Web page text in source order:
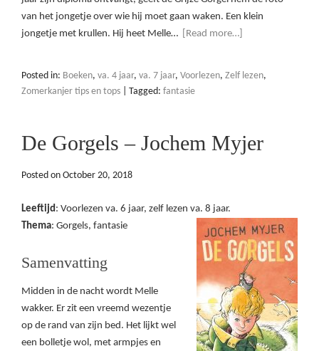
van het jongetje over wie hij moet gaan waken. Een klein
jongetje met krullen. Hij heet Melle…
[Read more…]
Posted in: Boeken, va. 4 jaar, va. 7 jaar, Voorlezen, Zelf lezen,
Zomerkanjer tips en tops
Tagged: fantasie
De Gorgels – Jochem Myjer
Posted on October 20, 2018
Leeftijd: Voorlezen va. 6 jaar, zelf lezen va. 8 jaar.
Thema: Gorgels, fantasie
Samenvatting
Midden in de nacht wordt Melle
wakker. Er zit een vreemd wezentje
op de rand van zijn bed. Het lijkt wel
een bolletje wol, met armpjes en